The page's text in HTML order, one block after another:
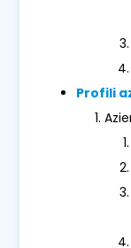
Profili